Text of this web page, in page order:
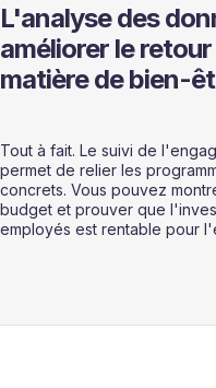
L'analyse des
améliorer le
matière de bien-
Tout à fait. Le suivi de
permet de relier les
concrets. Vous pouvez
budget et prouver que
employés est rentable pour